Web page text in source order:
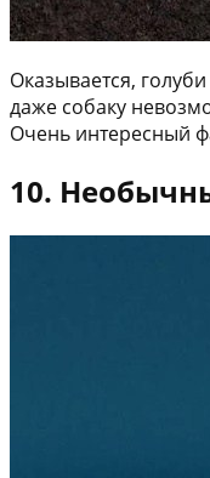
Оказывается,
даже собаку
Очень интересный
10.